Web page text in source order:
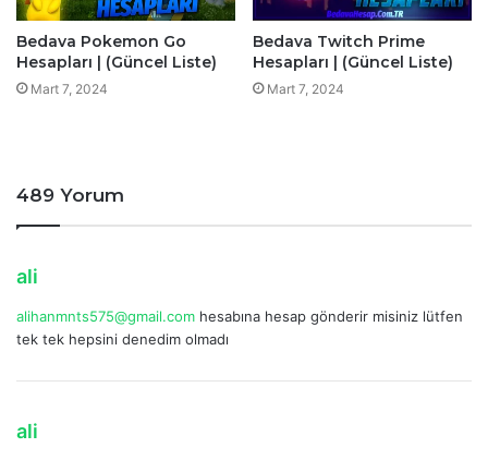
Bedava Pokemon Go
Hesapları | (Güncel Liste)
Mart 7, 2024
Bedava Twitch Prime
Hesapları | (Güncel Liste)
Mart 7, 2024
489 Yorum
ali
d
alihanmnts575@gmail.com hesabına hesap gönderir misiniz lütfen
tek tek hepsini denedim olmadı
ali